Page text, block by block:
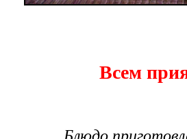
Всем
Блюдо